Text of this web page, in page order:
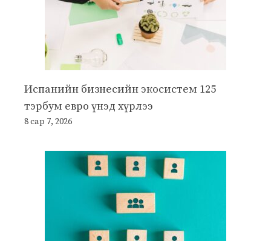
Испанийн бизнесийн экосистем 125
тэрбум евро үнэд хүрлээ
8 сар 7, 2026